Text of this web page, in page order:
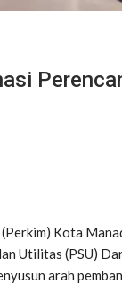
Kota
Utilitas (PSU)
arah